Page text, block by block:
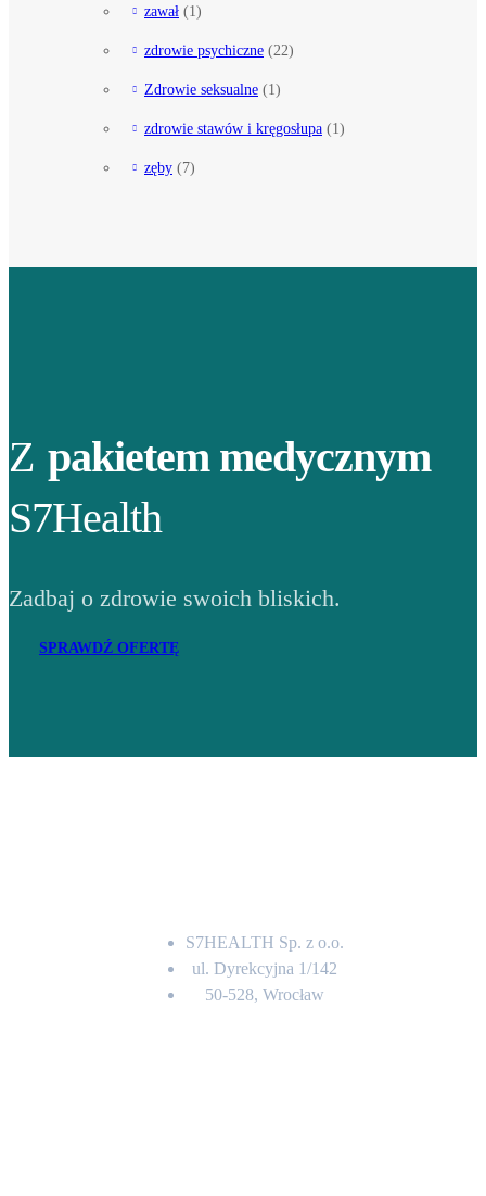
zawał (1)
zdrowie psychiczne (22)
Zdrowie seksualne (1)
zdrowie stawów i kręgosłupa (1)
zęby (7)
Z pakietem medycznym
S7Health
Zadbaj o zdrowie swoich bliskich.
SPRAWDŹ OFERTĘ
S7HEALTH Sp. z o.o.
ul. Dyrekcyjna 1/142
50-528, Wrocław